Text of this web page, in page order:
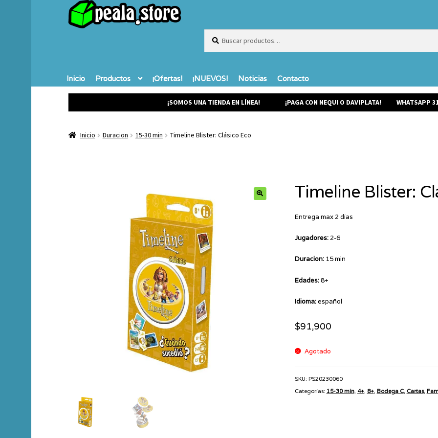
Buscar
Inicio Productos ¡Ofertas! ¡NUEVOS! Noticias Contacto
¡SOMOS UNA TIENDA EN LÍNEA! ¡PAGA CON NEQUI O DAVIPLATA! WHATSAPP
Inicio Duracion 15-30 min Timeline Blister: Clásico Eco
Timeline Blister:
Entrega max 2 días
Jugadores: 2-6
Duracion: 15 min
Edades:8+
Idioma:español
$91,900
Agotado
SKU: PS20230060
Categorías: 15-30 min, 4+, 8+, Bodega C, Cartas,